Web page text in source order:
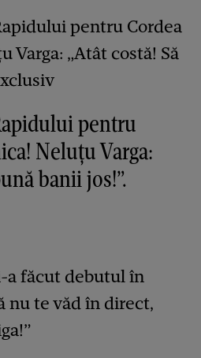
pentru
Neluțu Varga:
banii jos!”.